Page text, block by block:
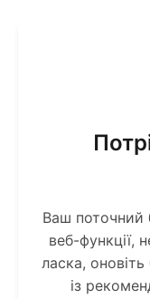
Ваш поточний
веб-функції,
ласка,
із